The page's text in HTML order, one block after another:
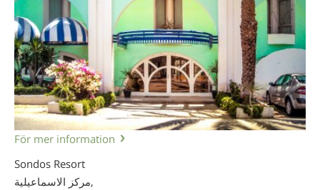
För mer information
Sondos Resort
مركز الاسماعيلية,